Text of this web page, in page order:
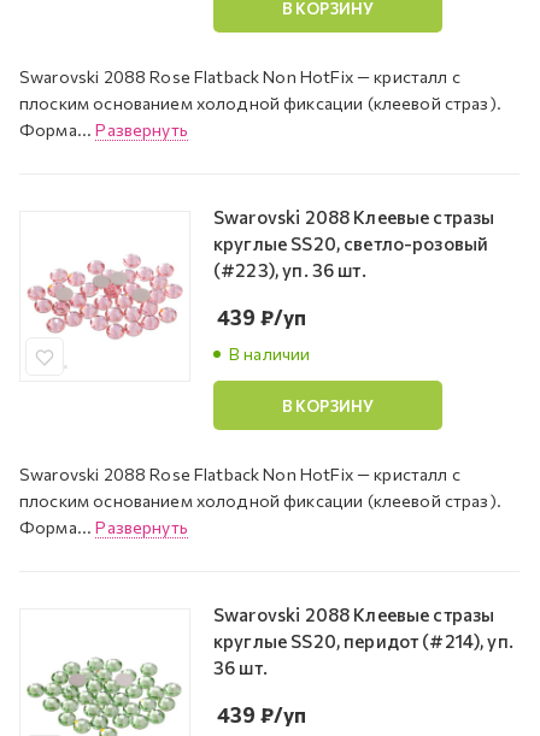
В КОРЗИНУ
Swarovski 2088 Rose Flatback Non HotFix — кристалл с
плоским основанием холодной фиксации (клеевой страз).
Форма...Развернуть
Swarovski 2088 Клеевые стразы
круглые SS20, светло-розовый
(#223), уп. 36 шт.
В наличии
439 ₽/уп
В КОРЗИНУ
Swarovski 2088 Rose Flatback Non HotFix — кристалл с
плоским основанием холодной фиксации (клеевой страз).
Форма...Развернуть
Swarovski 2088 Клеевые стразы
круглые SS20, перидот (#214), уп.
36 шт.
439 ₽/уп